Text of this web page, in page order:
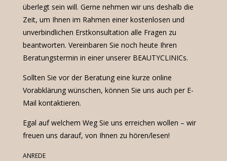
überlegt sein will. Gerne nehmen wir uns deshalb die
Zeit, um Ihnen im Rahmen einer kostenlosen und
unverbindlichen Erstkonsultation alle Fragen zu
beantworten. Vereinbaren Sie noch heute Ihren
Beratungstermin in einer unserer BEAUTYCLINICs.
Sollten Sie vor der Beratung eine kurze online
Vorabklärung wünschen, können Sie uns auch per E-
Mail kontaktieren.
Egal auf welchem Weg Sie uns erreichen wollen – wir
freuen uns darauf, von Ihnen zu hören/lesen!
ANREDE